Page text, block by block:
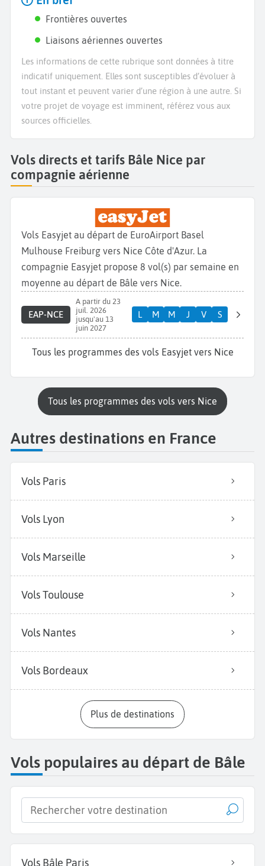
Frontières ouvertes
Liaisons aériennes ouvertes
Les informations de cette rubrique sont données à titre
indicatif uniquement. Elles sont susceptibles d’évoluer à
tout instant et peuvent varier d’une région à une autre. Si
votre projet de voyage est imminent, référez vous aux
sources officielles.
Vols directs et tarifs Bâle Nice par
compagnie aérienne
Vols Easyjet au départ de EuroAirport Basel
Mulhouse Freiburg vers Nice Côte d'Azur. La
compagnie Easyjet propose 8 vol(s) par semaine en
moyenne au départ de Bâle vers Nice.
EAP-NCE
A partir du 23
juil. 2026
jusqu'au 13
juin 2027
L M M J V S
Tous les programmes des vols Easyjet vers Nice
Tous les programmes des vols vers Nice
Autres destinations en France
Vols Paris
Vols Lyon
Vols Marseille
Vols Toulouse
Vols Nantes
Vols Bordeaux
Plus de destinations
Vols populaires au départ de Bâle
Vols Bâle Paris